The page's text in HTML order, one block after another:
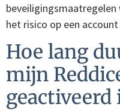
beveiligingsmaatregelen
het risico op een
Hoe lang
mijn
geactiveerd